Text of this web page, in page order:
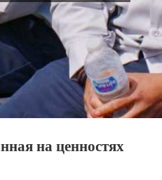
на ценностях